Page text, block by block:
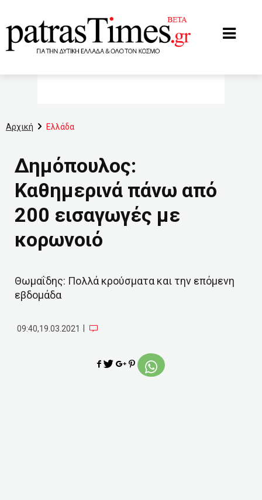
Αρχική Ελλάδα
Δημόπουλος:
Καθημερινά πάνω από
200 εισαγωγές με
κορωνοιό
Θωμαΐδης: Πολλά κρούσματα και την επόμενη
εβδομάδα
09:40,19.03.2021